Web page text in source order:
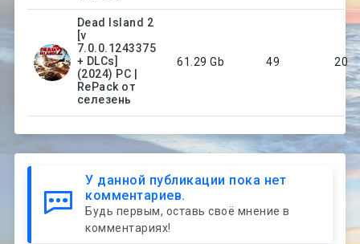
Dead Island 2
[v
7.0.0.1243375
+ DLCs]
(2024) PC |
RePack от
селезень
61.29 Gb 49 20
У данной публикации пока нет
комментариев.
Будь первым, оставь своё мнение в
комментариях!